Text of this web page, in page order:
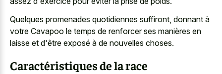
Quelques promenades quotidiennes suffiront, donnant à
votre Cavapoo le temps de renforcer ses manières en
laisse et d'être exposé à de nouvelles choses.
Caractéristiques de la race